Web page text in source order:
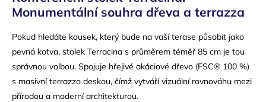
Monumentální souhra dřeva a terrazza
Pokud hledáte kousek, který bude na vaší terase působit jako
pevná kotva, stolek Terracina s průměrem téměř 85 cm je tou
správnou volbou. Spojuje hřejivé akáciové dřevo (FSC® 100 %)
s masivní terrazzo deskou, čímž vytváří vizuální rovnováhu mezi
přírodou a moderní architekturou.